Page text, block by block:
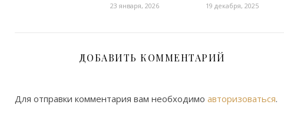
23 января, 2026 19 декабря, 2025
ДОБАВИТЬ КОММЕНТАРИЙ
Для отправки комментария вам необходимо авторизоваться.